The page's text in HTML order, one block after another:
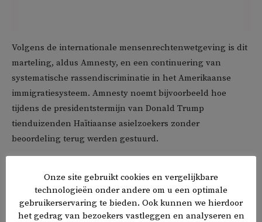
Volgens de internationale mensenrechtenwetgeving is dit
marteling, aldus Amnesty, en een continuering van
systematische rassendiscriminatie in het Amerikaanse
immigratiesysteem. Amnesty noemt bijvoorbeeld hoe
tijdens de presidentstermijn van Donald Trump
tienduizenden Haïtiaanse asielzoekers zonder
beoordeling terug werden gestuurd.
Staten hervormd worden, zodat discriminatie niet meer
voorkomt, en dat de autoriteiten zich bewust worden van
hoe diep het anti-zwart racisme geworteld is in de
Onze site gebruikt cookies en vergelijkbare
technologieën onder andere om u een optimale
gebruikerservaring te bieden. Ook kunnen we hierdoor
het gedrag van bezoekers vastleggen en analyseren en